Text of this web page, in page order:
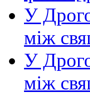
У
між
У
між